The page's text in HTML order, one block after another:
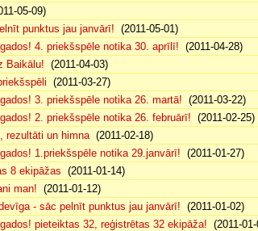
05-09)
punktus jau janvārī! (2011-05-01)
4. priekšspēle notika 30. aprīlī! (2011-04-28)
Baikālu! (2011-04-03)
(2011-03-27)
3. priekšspēle notika 26. martā! (2011-03-22)
2. priekšspēle notika 26. februārī! (2011-02-25)
rezultāti un himna(2011-02-18)
1.priekšspēle notika 29.janvārī! (2011-01-27)
8 ekipāžas (2011-01-14)
man! (2011-01-12)
- sāc pelnīt punktus jau janvārī! (2011-01-02)
pieteiktas 32, reģistrētas 32 ekipāža! (2011-